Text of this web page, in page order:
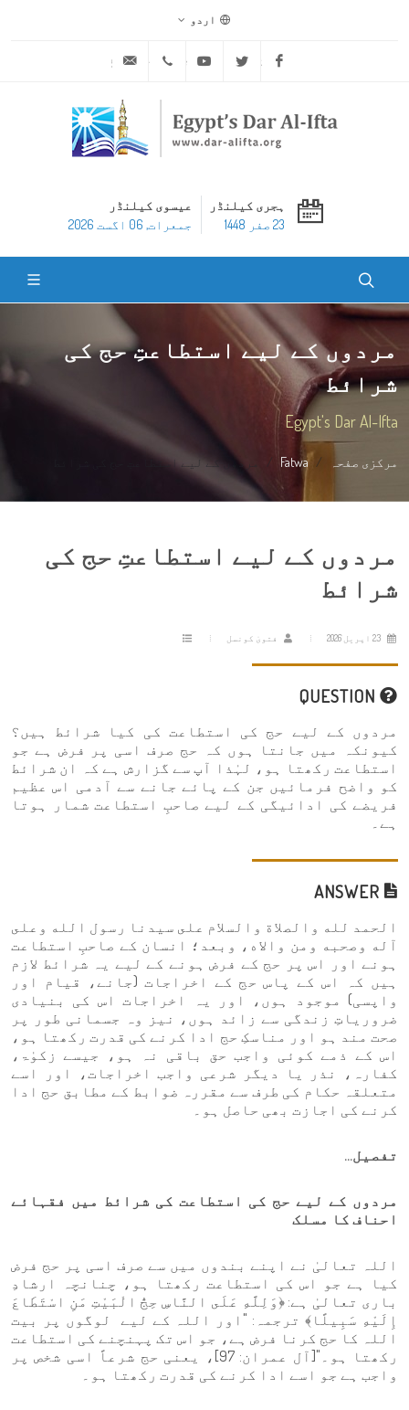
اردو
Facebook
Twitter
Youtube
ہجری کیلنڈر
23 صفر 1448
عیسوی کیلنڈر
جمعرات, 06 اگست 2026
مردوں کے لیے استطاعتِ حج کی
شرائط
Egypt's Dar Al-Ifta
مرکزی صفحہ Fatwa مردوں کے لیے استطاعتِ حج کی شرائط
مردوں کے لیے استطاعتِ حج کی
شرائط
فتویٰ کونسل
مردوں کے لیے حج کی استطاعت کی کیا شرائط ہیں؟
کیونکہ میں جانتا ہوں کہ حج صرف اسی پر فرض ہے جو
استطاعت رکھتا ہو، لہٰذا آپ سے گزارش ہے کہ ان شرائط
کو واضح فرمائیں جن کے پائے جانے سے آدمی اس عظیم
فریضے کی ادائیگی کے لیے صاحبِ استطاعت شمار ہوتا
ہے۔
الحمد لله والصلاة والسلام على سيدنا رسول الله وعلى
آله وصحبه ومن والاه، وبعد؛ انسان کے صاحبِ استطاعت
ہونے اور اس پر حج کے فرض ہونے کے لیے یہ شرائط لازم
ہیں کہ اس کے پاس حج کے اخراجات (جانے، قیام اور
واپسی) موجود ہوں، اور یہ اخراجات اس کی بنیادی
ضروریاتِ زندگی سے زائد ہوں، نیز وہ جسمانی طور پر
صحت مند ہو اور مناسکِ حج ادا کرنے کی قدرت رکھتا ہو،
اس کے ذمے کوئی واجب حق باقی نہ ہو، جیسے زکوٰۃ،
کفارہ، نذر یا دیگر شرعی واجب اخراجات، اور اسے
متعلقہ حکام کی طرف سے مقررہ ضوابط کے مطابق حج ادا
کرنے کی اجازت بھی حاصل ہو۔
تفصیل…
مردوں کے لیے حج کی استطاعت کی شرائط میں فقہائے
احناف کا مسلک
اللہ تعالیٰ نے اپنے بندوں میں سے صرف اسی پر حج فرض
کیا ہے جو اس کی استطاعت رکھتا ہو، چنانچہ ارشادِ
باری تعالیٰ ہے: ﴿وَلِلَّهِ عَلَى النَّاسِ حِجُّ الْبَيْتِ مَنِ اسْتَطَاعَ
إِلَيْهِ سَبِيلًا﴾ ترجمہ: "اور اللہ کے لیے لوگوں پر بیت
اللہ کا حج کرنا فرض ہے، جو اس تک پہنچنے کی استطاعت
رکھتا ہو۔"[آل عمران: 97]، یعنی حج شرعاً اسی شخص پر
واجب ہے جو اسے ادا کرنے کی قدرت رکھتا ہو۔